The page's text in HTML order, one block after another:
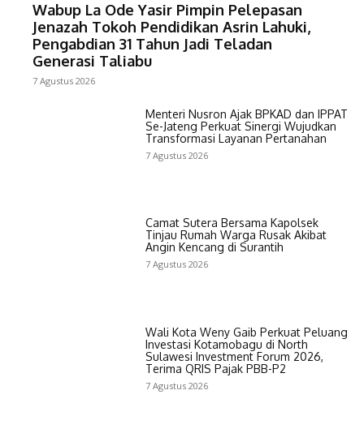
Wabup La Ode Yasir Pimpin Pelepasan
Jenazah Tokoh Pendidikan Asrin Lahuki,
Pengabdian 31 Tahun Jadi Teladan
Generasi Taliabu
7 Agustus 2026
Menteri Nusron Ajak BPKAD dan IPPAT
Se-Jateng Perkuat Sinergi Wujudkan
Transformasi Layanan Pertanahan
7 Agustus 2026
Camat Sutera Bersama Kapolsek
Tinjau Rumah Warga Rusak Akibat
Angin Kencang di Surantih
7 Agustus 2026
Wali Kota Weny Gaib Perkuat Peluang
Investasi Kotamobagu di North
Sulawesi Investment Forum 2026,
Terima QRIS Pajak PBB-P2
7 Agustus 2026